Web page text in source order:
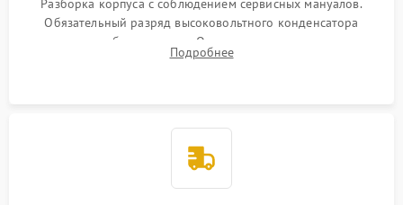
Разборка корпуса с соблюдением сервисных мануалов.
Обязательный разряд высоковольтного конденсатора
вспышки для безопасности. Очистка внутренних узлов от
пыли, песка и следов влаги с помощью спецсредств.
Подробнее